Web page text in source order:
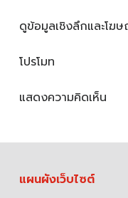
ดูข้อมูลเชิงลึกและโฆ
โปรโมท
แสดงความคิดเห็น
แผนผังเว็บไซต์